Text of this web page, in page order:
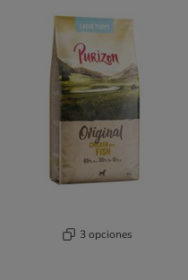
3 opciones